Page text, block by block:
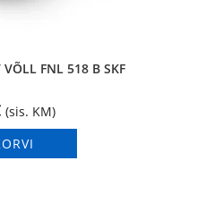
VÕLL FNL 518 B SKF
(sis. KM)